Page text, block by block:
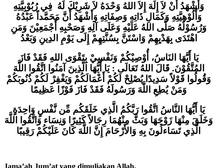
وَأَشْهَدُ أَنْ لاَ إِلَهَ إِلاَ اللهُ وَحْدَهُ لاَ شَرِيْكَ لَهُ فِي رُبُوْبِيَّتِهِ
وَأُلُوْهِيَّتِهِ وَكَمَالِ ذَاتِهِ وَصِفَاتِهِ وَأَشْهَدُ أَنَّ مَحَمَّداً عَبْدُهُ
وَرُسُوْلُهُ صَلَّى اللهُ عَلَيْهِ وَعَلَى آلِهِ وَصَحْبِهِ أَجْمَعِيْنَ وَمَنِ
اهْتَدَى بِهَدْيِهِمْ وَاسْتَنَّ بِسُنَّتِهِمْ إِلَى يَوْمِ الدِينِ وَبَعْدُ
يَا أَيَّهَا النَاسُ، أُوْصِيْكُمْ وَنَفْسِيْ بِتَقْوَى اللهِ فَقَدْ فَازَ
المُتَّقُوْنَ. قَالَ اللهُ تَعَالَى : يَا أَيُّهَا الَّذِينَ آمَنُوا اتَّقُوا اللَّهَ
وَقُولُوا قَوْلاً سَدِيدًا يُصْلِحْ لَكُمْ أَعْمَالَكُمْ وَيَغْفِرْ لَكُمْ ذُنُوبَكُمْ
وَمَنْ يُطِعِ اللَّهَ وَرَسُولَهُ فَقَدْ فَازَ فَوْزًا عَظِيمًا
يَا أَيُّهَا النَّاسُ اتَّقُوا رَبَّكُمُ الَّذِي خَلَقَكُم مِّن نَّفْسٍ وَاحِدَةٍ
وَخَلَقَ مِنْهَا زَوْجَهَا وَبَثَّ مِنْهُمَا رِجَالاً كَثِيرًا وَنِسَاء وَاتَّقُوا اللَّهَ
الَّذِي تَسَاءلُونَ بِهِ وَالأَرْحَامَ إِنَّ اللَّهَ كَانَ عَلَيْكُمْ رَقِيبًا
Jama’ah Jum’at yang dimuliakan Allah,